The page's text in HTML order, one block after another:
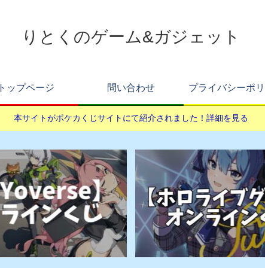
りとくのゲーム&ガジェット
トップページ 問い合わせ プライバシーポ
本サイトがポケカくじサイトにて紹介されました！詳細を見る